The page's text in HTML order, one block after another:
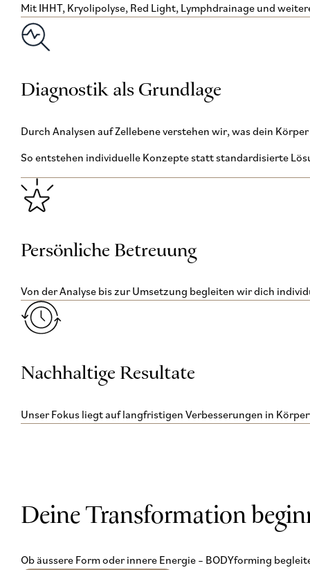
Mit IHHT, Kryolipolyse, Red Light, Lymphdrainage und
Diagnostik als Grundlage
Durch Analysen auf Zellebene verstehen wir, was dein
So entstehen individuelle Konzepte statt standardisierte
Persönliche Betreuung
Von der Analyse bis zur Umsetzung begleiten wir dich
Nachhaltige Resultate
Unser Fokus liegt auf langfristigen Verbesserungen in
Deine Transformation
Ob äussere Form oder innere Energie – BODYforming